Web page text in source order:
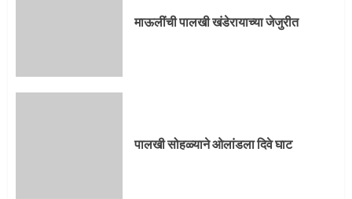
माऊलींची पालखी खंडेरायाच्या जेजुरीत
पालखी सोहळ्याने ओलांडला दिवे घाट